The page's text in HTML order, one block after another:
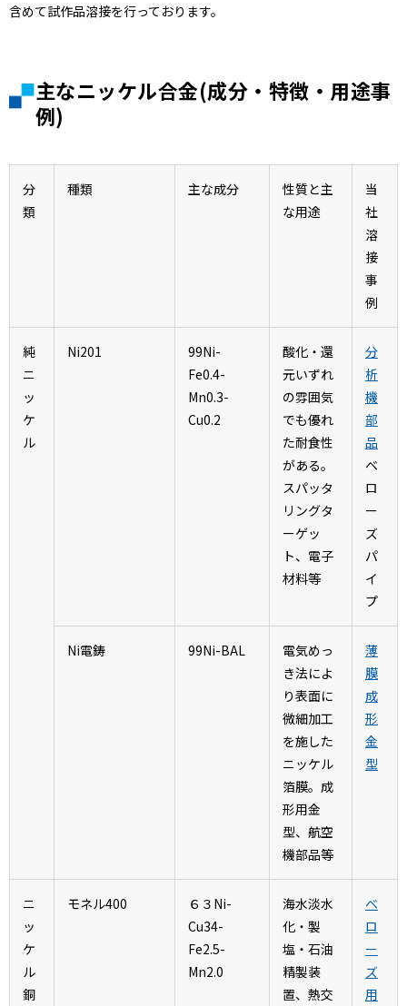
含めて試作品溶接を行っております。
主なニッケル合金(成分・特徴・用途事
例)
分
類
種類 主な成分
性質と主
な用途
当
社
溶
接
事
例
純
ニ
ッ
ケ
ル
Ni201
99Ni-
Fe0.4-
Mn0.3-
Cu0.2
酸化・還
元いずれ
の雰囲気
でも優れ
た耐食性
がある。
スパッタ
リングタ
ーゲッ
ト、電子
材料等
分
析
機
部
品
ベ
ロ
ー
ズ
パ
イ
プ
Ni電鋳 99Ni-BAL
電気めっ
き法によ
り表面に
微細加工
を施した
ニッケル
箔膜。成
形用金
型、航空
機部品等
薄
膜
成
形
金
型
ニ
ッ
ケ
ル
銅
モネル400
６３Ni-
Cu34-
Fe2.5-
Mn2.0
海水淡水
化・製
塩・石油
精製装
置、熱交
ベ
ロ
ー
ズ
用